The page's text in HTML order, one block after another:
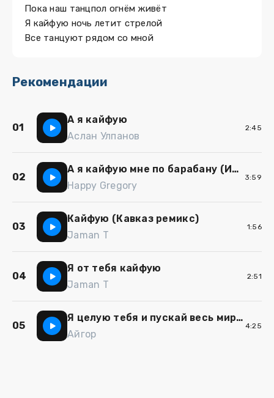
Пока наш танцпол огнём живёт
Я кайфую ночь летит стрелой
Все танцуют рядом со мной
Рекомендации
01
А я кайфую
Аслан Улпанов
2:45
02
А я кайфую мне по барабану (ИИ Funky Jazz Cover Remix)
Happy Gregory
3:59
03
Кайфую (Кавказ ремикс)
Jaman T
1:56
04
Я от тебя кайфую
Jaman T
2:51
05
Я целую тебя и пускай весь мир подождет
Айгор
4:25